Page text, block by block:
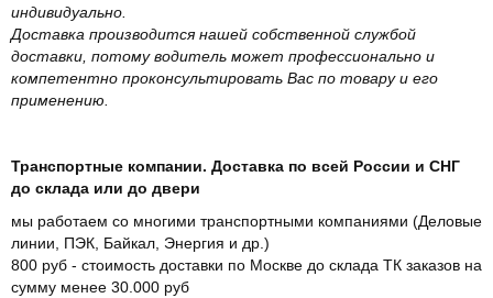
индивидуально.
Доставка производится нашей собственной службой
доставки, потому водитель может профессионально и
компетентно проконсультировать Вас по товару и его
применению.
Транспортные компании. Доставка по всей России и СНГ
до склада или до двери
мы работаем со многими транспортными компаниями (Деловые
линии, ПЭК, Байкал, Энергия и др.)
800 руб - стоимость доставки по Москве до склада ТК заказов на
сумму менее 30.000 руб